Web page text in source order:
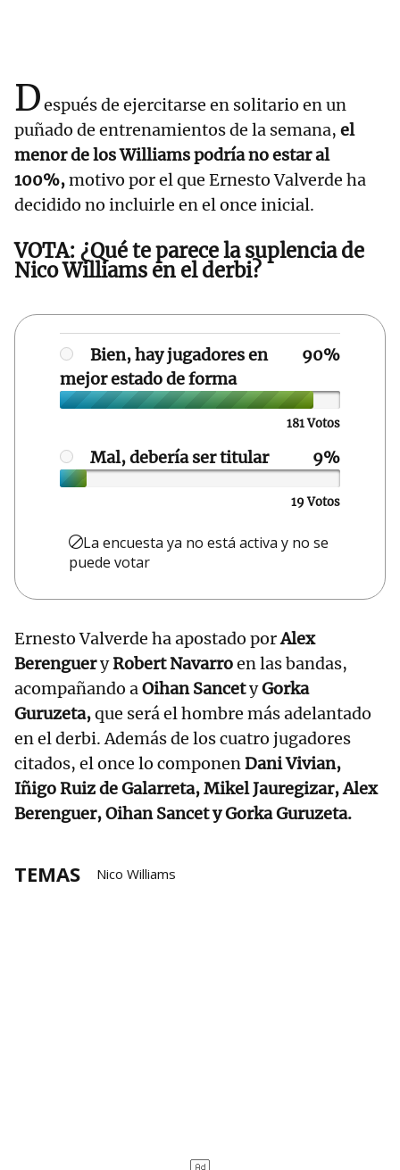
Después de ejercitarse en solitario en un
puñado de entrenamientos de la semana, el
menor de los Williamspodría no estar al
100%,motivo por el que Ernesto Valverde ha
decidido no incluirle en el once inicial.
VOTA: ¿Qué te parece la suplencia de
Nico Williams en el derbi?
Bien, hay jugadores en
mejor estado de forma
181 Votos
Mal, debería ser titular
19 Votos
La encuesta ya no está activa y no se
puede votar
Ernesto Valverde ha apostado porAlex
BerengueryRobert Navarroen las bandas,
acompañando aOihan SancetyGorka
Guruzeta,que será el hombre más adelantado
en el derbi. Además de los cuatro jugadores
citados, el once lo componenDani Vivian,
Iñigo Ruiz de Galarreta, Mikel Jauregizar, Alex
Berenguer, Oihan Sancet y Gorka Guruzeta.
TEMAS Nico Williams